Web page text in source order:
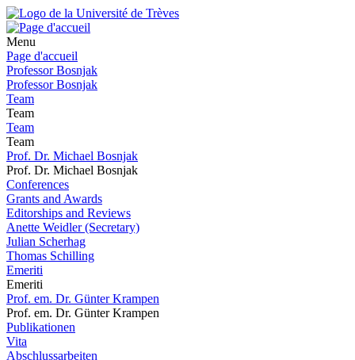
Menu
Page d'accueil
Professor Bosnjak
Professor Bosnjak
Team
Team
Team
Team
Prof. Dr. Michael Bosnjak
Prof. Dr. Michael Bosnjak
Conferences
Grants and Awards
Editorships and Reviews
Anette Weidler (Secretary)
Julian Scherhag
Thomas Schilling
Emeriti
Emeriti
Prof. em. Dr. Günter Krampen
Prof. em. Dr. Günter Krampen
Publikationen
Vita
Abschlussarbeiten